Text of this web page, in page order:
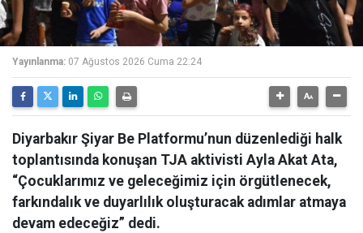
Yayınlanma: 07 Ağustos 2026 Cuma 22:24
Diyarbakır Şiyar Be Platformu’nun düzenlediği halk
toplantısında konuşan TJA aktivisti Ayla Akat Ata,
“Çocuklarımız ve geleceğimiz için örgütlenecek,
farkındalık ve duyarlılık oluşturacak adımlar atmaya
devam edeceğiz” dedi.